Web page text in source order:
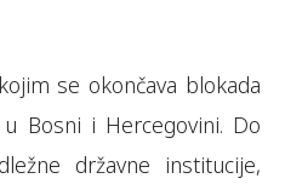
se okončava blokada
Bosni i Hercegovini. Do
državne institucije,